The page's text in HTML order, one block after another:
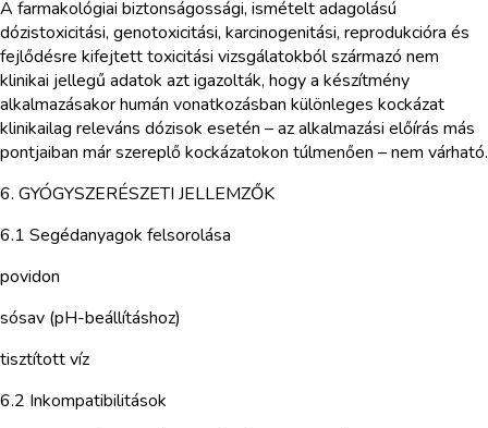
A farmakológiai biztonságossági, ismételt adagolású
dózistoxicitási, genotoxicitási, karcinogenitási, reprodukcióra és
fejlődésre kifejtett toxicitási vizsgálatokból származó nem
klinikai jellegű adatok azt igazolták, hogy a készítmény
alkalmazásakor humán vonatkozásban különleges kockázat
klinikailag releváns dózisok esetén – az alkalmazási előírás más
pontjaiban már szereplő kockázatokon túlmenően – nem várható.
6. GYÓGYSZERÉSZETI JELLEMZŐK
6.1 Segédanyagok felsorolása
povidon
sósav (pH-beállításhoz)
tisztított víz
6.2 Inkompatibilitások